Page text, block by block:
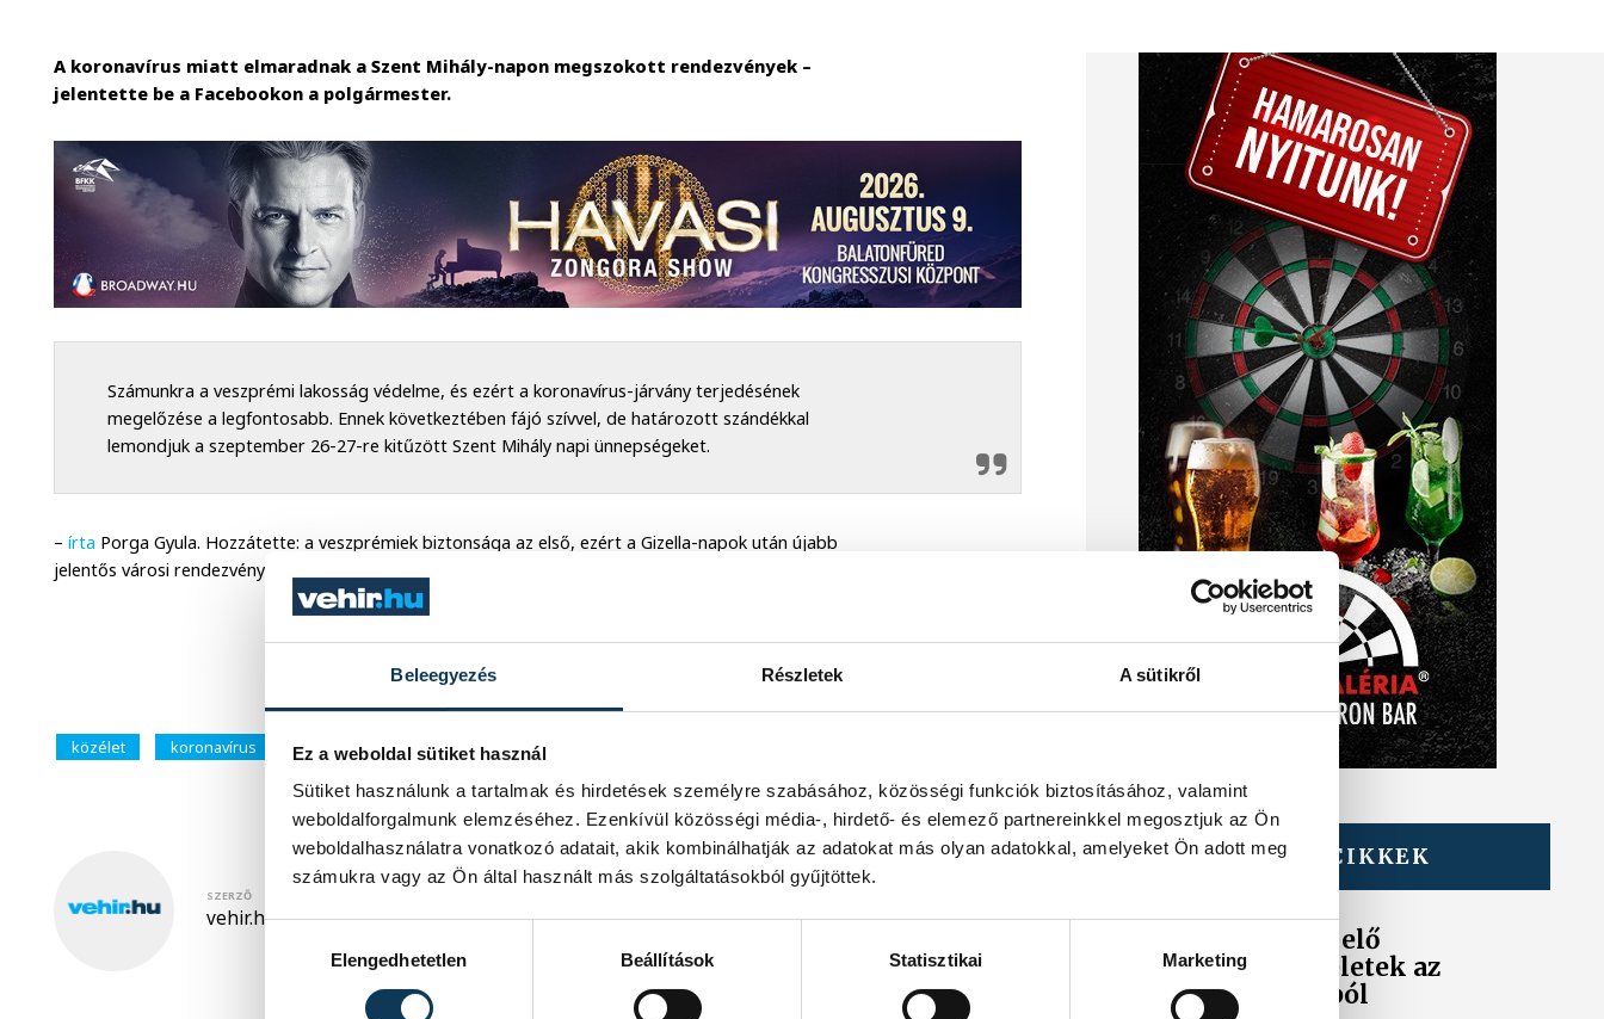
Beleegyezés Részletek A sütikről
Ez a weboldal sütiket használ
Sütiket használunk a tartalmak és hirdetések személyre szabásához, közösségi funkciók biztosításához, valamint
weboldalforgalmunk elemzéséhez. Ezenkívül közösségi média-, hirdető- és elemező partnereinkkel megosztjuk az Ön
weboldalhasználatra vonatkozó adatait, akik kombinálhatják az adatokat más olyan adatokkal, amelyeket Ön adott meg
számukra vagy az Ön által használt más szolgáltatásokból gyűjtöttek.
Elengedhetetlen
Beállítások Statisztikai Marketing
A koronavírus miatt elmaradnak a Szent Mihály-napon megszokott rendezvények –
jelentette be a Facebookon a polgármester.
Számunkra a veszprémi lakosság védelme, és ezért a koronavírus-járvány terjedésének
megelőzése a legfontosabb. Ennek következtében fájó szívvel, de határozott szándékkal
lemondjuk a szeptember 26-27-re kitűzött Szent Mihály napi ünnepségeket.
–írta Porga Gyula. Hozzátette: a veszprémiek biztonsága az első, ezért a Gizella-napok után újabb
jelentős városi rendezvényt kellett lemondani, mert semmi sem lehet fontosabb az emberi életnél.
közélet koronavírus Porga Gyula Szent Mihály-nap
SZERZŐ
vehir.hu
TOVÁBBI CIKKEK
Sorra kerülnek elő
világháborús leletek az
alacsony Dunából